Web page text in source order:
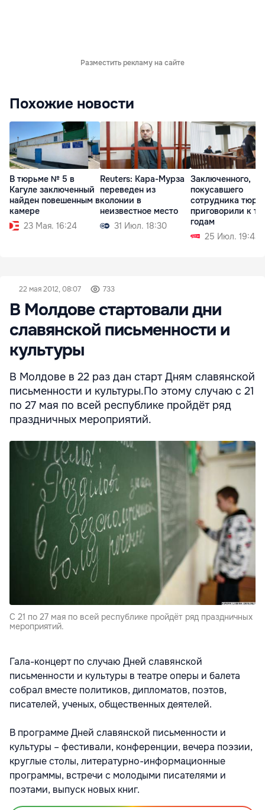
Разместить рекламу на сайте
Похожие новости
В тюрьме № 5 в
Кагуле заключенный
найден повешенным в
камере
23 Мая. 16:24
Reuters: Кара-Мурза
переведен из
колонии в
неизвестное место
31 Июл. 18:30
Заключенного,
покусавшего
сотрудника
приговорили к
годам
25 Июл. 19:43
22 мая 2012, 08:07 733
В Молдове стартовали дни
славянской письменности и
культуры
В Молдове в 22 раз дан старт Дням славянской
письменности и культуры.По этому случаю с 21
по 27 мая по всей республике пройдёт ряд
праздничных мероприятий.
С 21 по 27 мая по всей республике пройдёт ряд праздничных
мероприятий.
Гала-концерт по случаю Дней славянской
письменности и культуры в театре оперы и балета
собрал вместе политиков, дипломатов, поэтов,
писателей, ученых, общественных деятелей.
В программе Дней славянской письменности и
культуры – фестивали, конференции, вечера поэзии,
круглые столы, литературно-информационные
программы, встречи с молодыми писателями и
поэтами, выпуск новых книг.